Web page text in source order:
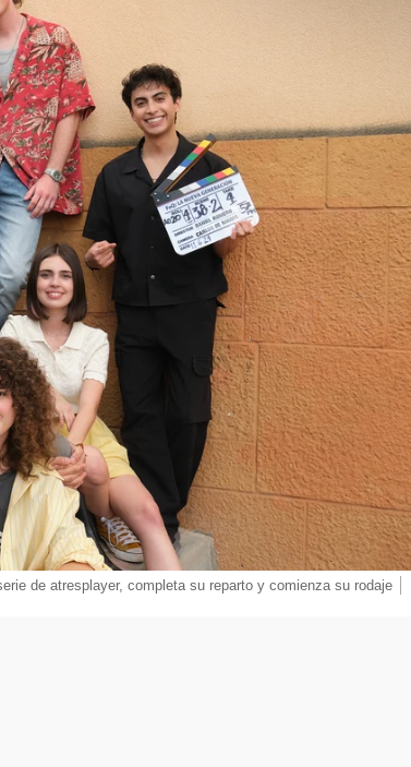
de atresplayer, completa su reparto y comienza su rodaje